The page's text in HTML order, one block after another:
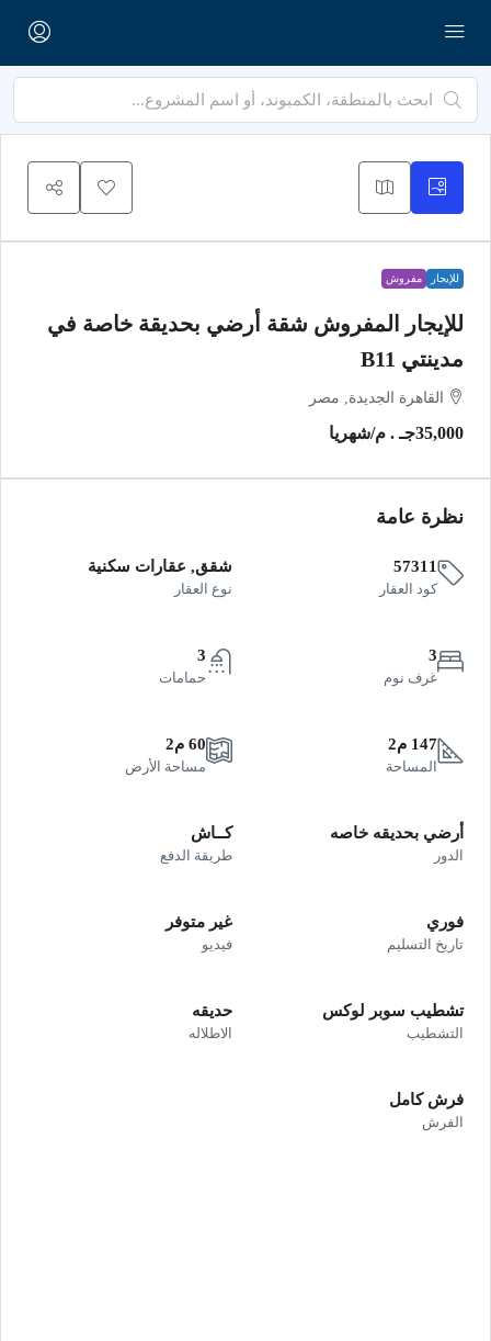
للإيجار مفروش
للإيجار المفروش شقة أرضي بحديقة خاصة في
مدينتي B11
القاهرة الجديدة, مصر
35,000جـ . م /شهريا
نظرة عامة
57311
كود العقار
شقق, عقارات سكنية
نوع العقار
3
غرف نوم
3
حمامات
147 م2
المساحة
60 م2
مساحة الأرض
أرضي بحديقه خاصه
الدور
كــاش
طريقة الدفع
فوري
تاريخ التسليم
غير متوفر
فيديو
تشطيب سوبر لوكس
التشطيب
حديقه
الاطلاله
فرش كامل
الفرش